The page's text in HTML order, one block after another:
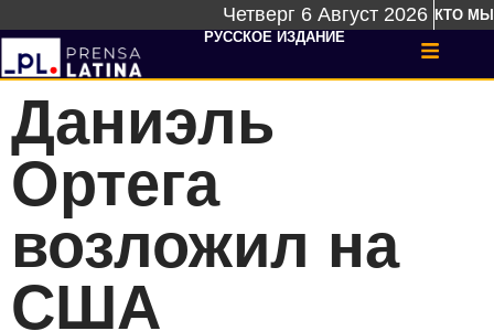
Четверг 6 Август 2026 КТО МЫ
РУССКОЕ ИЗДАНИЕ
Даниэль
Ортега
возложил на
США